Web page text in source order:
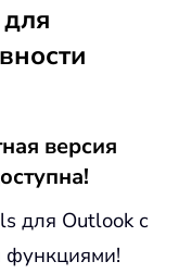
версия
для Outlook с
функциями!